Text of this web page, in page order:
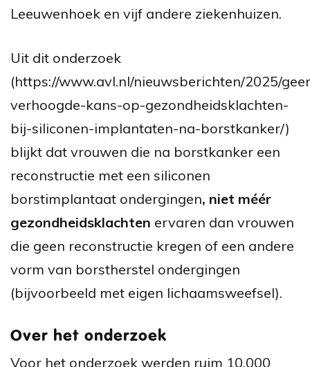
Leeuwenhoek en vijf andere ziekenhuizen.
Uit dit onderzoek
(https://www.avl.nl/nieuwsberichten/2025/
verhoogde-kans-op-gezondheidsklachten-
bij-siliconen-implantaten-na-borstkanker/)
blijkt dat vrouwen die na borstkanker een
reconstructie met een siliconen
borstimplantaat ondergingen, niet méér
gezondheidsklachten ervaren dan vrouwen
die geen reconstructie kregen of een andere
vorm van borstherstel ondergingen
(bijvoorbeeld met eigen lichaamsweefsel).
Over het onderzoek
Voor het onderzoek werden ruim 10.000